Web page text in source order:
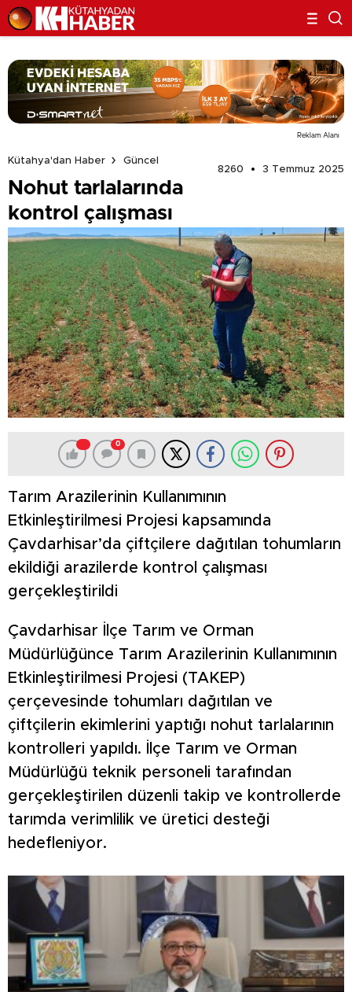
Reklam Alanı
Kütahya'dan Haber
Güncel
8260
3 Temmuz 2025
Nohut tarlalarında
kontrol çalışması
0
Tarım Arazilerinin Kullanımının
Etkinleştirilmesi Projesi kapsamında
Çavdarhisar’da çiftçilere dağıtılan tohumların
ekildiği arazilerde kontrol çalışması
gerçekleştirildi
Çavdarhisar İlçe Tarım ve Orman
Müdürlüğünce Tarım Arazilerinin Kullanımının
Etkinleştirilmesi Projesi (TAKEP)
çerçevesinde tohumları dağıtılan ve
çiftçilerin ekimlerini yaptığı nohut tarlalarının
kontrolleri yapıldı. İlçe Tarım ve Orman
Müdürlüğü teknik personeli tarafından
gerçekleştirilen düzenli takip ve kontrollerde
tarımda verimlilik ve üretici desteği
hedefleniyor.